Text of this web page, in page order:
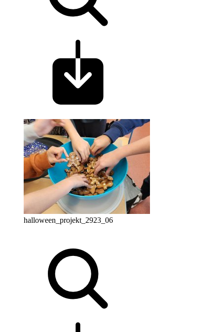
halloween_projekt_2923_06